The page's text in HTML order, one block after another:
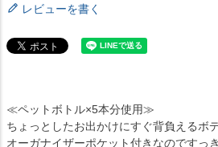
レビューを書く
≪ペットボトル×5本分使用≫
ちょっとしたお出かけにすぐ背負えるボ
オーガナイザーポケット付きなのですっ